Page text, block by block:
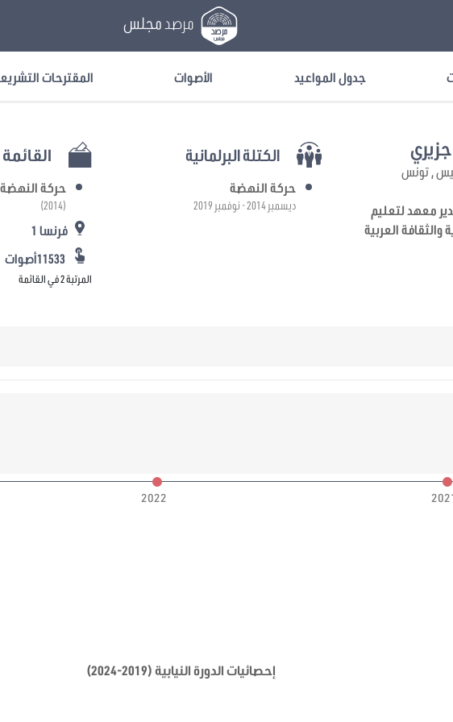
مرصد مجلس
جدول المواعيد الأصوات المقترحات
, تونس
معهد لتعليم
والثقافة العربية
الكتلة البرلمانية
حركة النهضة
ديسمبر 2014 - نوفمبر 2019
القائمة
حركة النهضة
(2014)
فرنسا 1
المرتبة 2 في القائمة
2022
إحصائيات الدورة النيابية (2019-2024)